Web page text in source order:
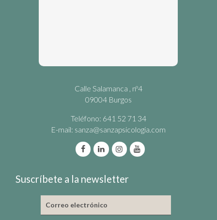
Calle Salamanca , nº4
09004 Burgos
Teléfono: 641 52 71 34
E-mail: sanza@sanzapsicologia.com
Suscríbete a la newsletter